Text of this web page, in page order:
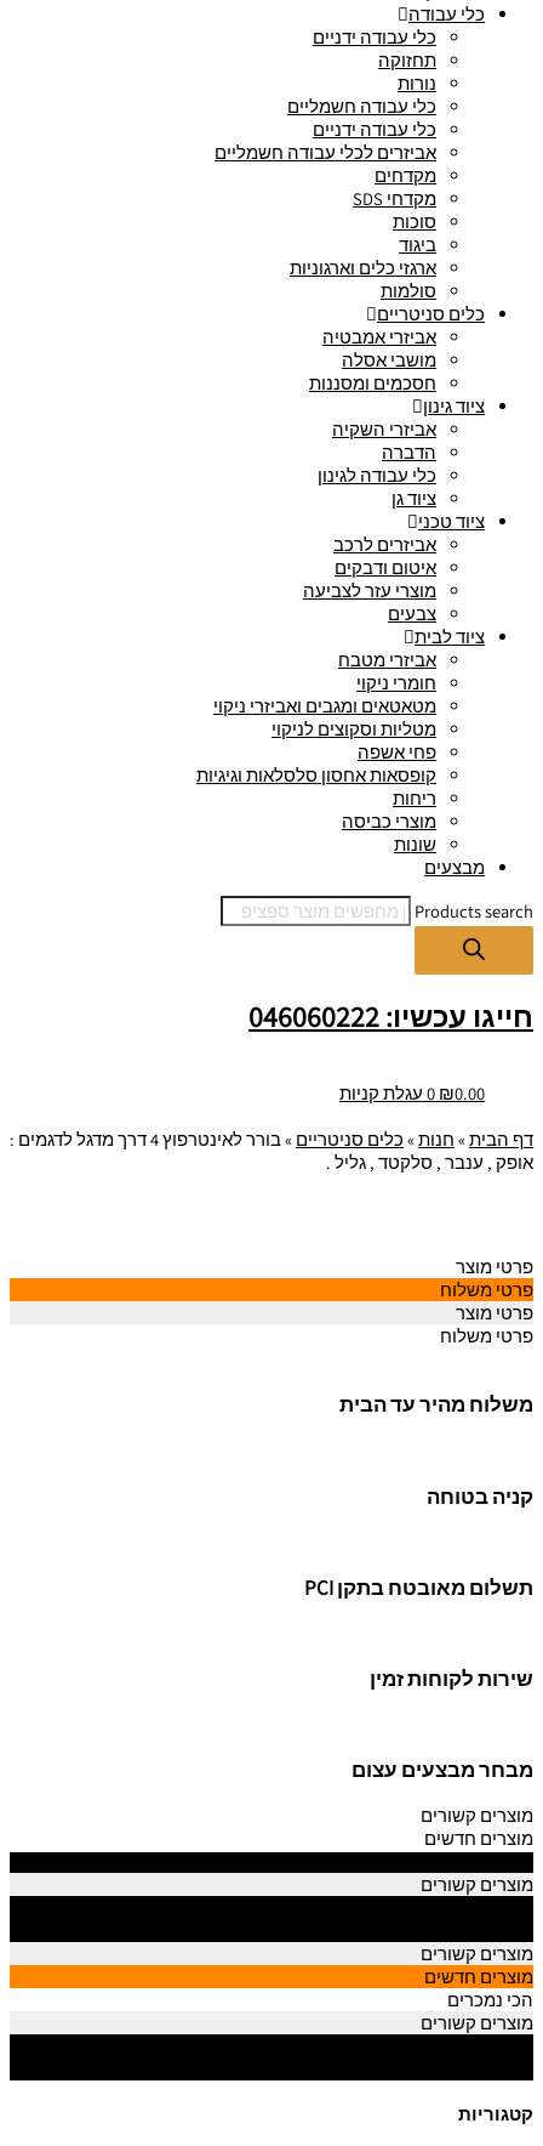
כלי עבודה
כלי עבודה ידניים
תחזוקה
נורות
כלי עבודה חשמליים
כלי עבודה ידניים
אביזרים לכלי עבודה חשמליים
מקדחים
מקדחי SDS
סוכות
ביגוד
ארגזי כלים וארגוניות
סולמות
כלים סניטריים
אביזרי אמבטיה
מושבי אסלה
חסכמים ומסננות
ציוד גינון
אביזרי השקיה
הדברה
כלי עבודה לגינון
ציוד גן
ציוד טכני
אביזרים לרכב
איטום ודבקים
מוצרי עזר לצביעה
צבעים
ציוד לבית
אביזרי מטבח
חומרי ניקוי
מטאטאים ומגבים ואביזרי ניקוי
מטליות וסקוצים לניקוי
פחי אשפה
קופסאות אחסון סלסלאות וגיגיות
ריחות
מוצרי כביסה
שונות
מבצעים
Products search
חייגו עכשיו: 046060222
₪0.00
0 עגלת קניות
דף הבית» חנות» כלים סניטריים »
בורר לאינטרפוץ 4 דרך מדגל לדגמים :
אופק , ענבר , סלקטד , גליל .
פרטי מוצר
פרטי משלוח
פרטי מוצר
פרטי משלוח
משלוח מהיר עד הבית
קניה בטוחה
תשלום מאובטח בתקן PCI
שירות לקוחות זמין
מבחר מבצעים עצום
מוצרים קשורים
מוצרים חדשים
מוצרים קשורים
מוצרים קשורים
מוצרים חדשים
הכי נמכרים
מוצרים קשורים
קטגוריות